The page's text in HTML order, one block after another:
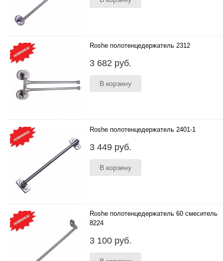
Roshe полотенцедержатель 2312
3 682 руб.
Roshe полотенцедержатель 2401-1
3 449 руб.
Roshe полотенцедержатель 60 смеситель
8224
3 100 руб.